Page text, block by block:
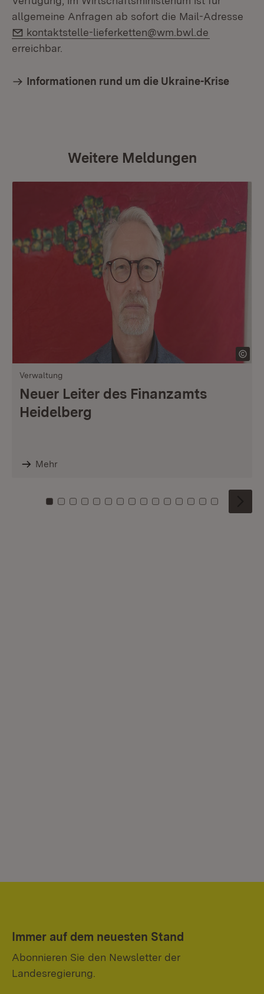
allgemeine Anfragen ab sofort die Mail-Adresse
E-Mail:
kontaktstelle-lieferketten@wm.bwl.de
erreichbar.
Informationen rund um die Ukraine-Krise
Weitere Meldungen
Verwaltung
Neuer Leiter des Finanzamts
Heidelberg
Mehr
Zu Kachel: 0
Zu Kachel: 1
Zu Kachel: 2
Zu Kachel: 3
Zu Kachel: 4
Zu Kachel: 5
Zu Kachel: 6
Zu Kachel: 7
Zu Kachel: 8
Zu Kachel: 9
Zu Kachel: 10
Zu Kachel: 11
Zu Kachel: 12
Zu Kachel:
Zu
Immer auf dem neuesten Stand
Abonnieren Sie den Newsletter der
Landesregierung.